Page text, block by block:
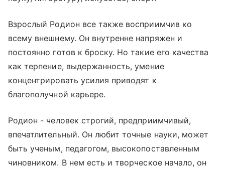
Взрослый Родион все также восприимчив ко
всему внешнему. Он внутренне напряжен и
постоянно готов к броску. Но такие его качества
как терпение, выдержанность, умение
концентрировать усилия приводят к
благополучной карьере.
Родион - человек строгий, предприимчивый,
впечатлительный. Он любит точные науки, может
быть ученым, педагогом, высокопоставленным
чиновником. В нем есть и творческое начало, он